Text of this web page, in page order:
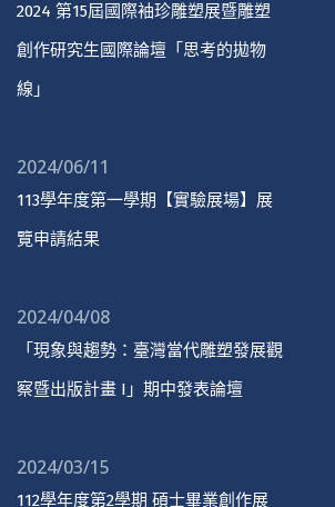
2024 第15屆國際袖珍雕塑展暨雕塑
創作研究生國際論壇「思考的拋物
線」
2024/06/11
113學年度第一學期【實驗展場】展
覽申請結果
2024/04/08
「現象與趨勢：臺灣當代雕塑發展觀
察暨出版計畫 I」期中發表論壇
2024/03/15
112學年度第2學期 碩士畢業創作展